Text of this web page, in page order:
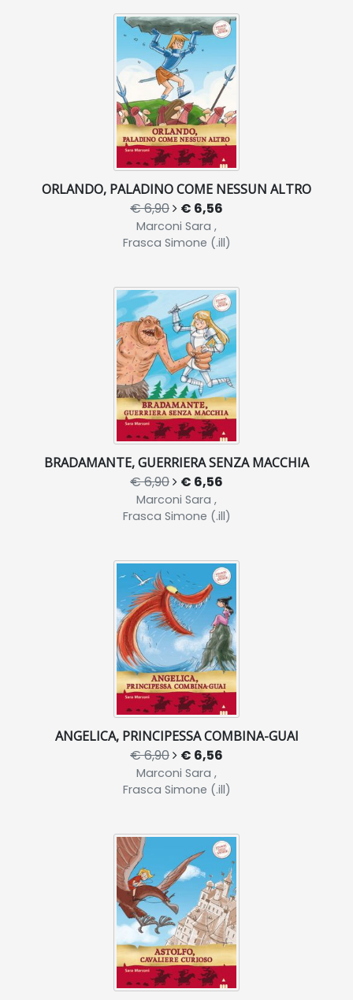
ORLANDO, PALADINO COME NESSUN ALTRO
€ 6,90 € 6,56
Marconi Sara ,
Frasca Simone (.ill)
BRADAMANTE, GUERRIERA SENZA MACCHIA
€ 6,90 € 6,56
Marconi Sara ,
Frasca Simone (.ill)
ANGELICA, PRINCIPESSA COMBINA-GUAI
€ 6,90 € 6,56
Marconi Sara ,
Frasca Simone (.ill)